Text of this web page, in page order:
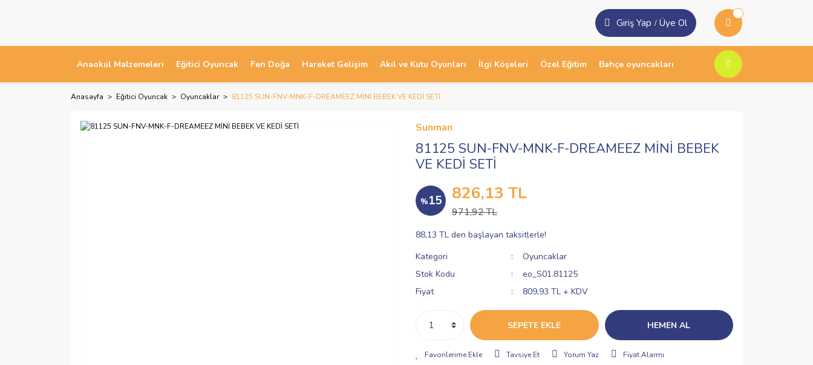
Giriş Yap / Üye Ol
Anaokul Malzemeleri Eğitici Oyuncak Fen Doğa Hareket Gelişim Akıl ve Kutu Oyunları İlgi Köşeleri Özel Eğitim Bahçe oyuncakları
Anasayfa Eğitici Oyuncak Oyuncaklar 81125 SUN-FNV-MNK-F-DREAMEEZ MİNİ BEBEK VE KEDİ SETİ
Sunman
81125 SUN-FNV-MNK-F-DREAMEEZ MİNİ BEBEK
VE KEDİ SETİ
%15 826,13 TL
971,92 TL
88,13 TL den başlayan taksitlerle!
Kategori
Oyuncaklar
Stok Kodu
eo_S01.81125
Fiyat
809,93 TL + KDV
SEPETE EKLE HEMEN AL
Tavsiye Et Yorum Yaz Fiyat Alarmı